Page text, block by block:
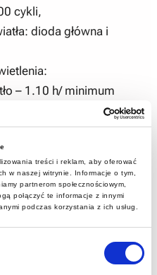
treści i reklam, aby oferować
w naszej witrynie. Informacje o tym,
partnerom społecznościowym,
połączyć te informacje z innymi
podczas korzystania z ich usług.
cykli,
dioda główna i
– 1.10 h/ minimum
jasności
lx
lampy – 3.70 h/
÷ +40°C,
lampy: 77 x 75 x